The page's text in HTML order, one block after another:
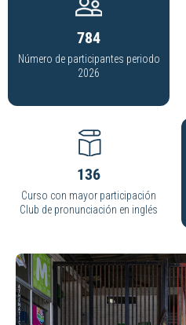
784
Número de participantes periodo
2026
164
Curso con mayor participación
Club de pronunciación en inglés